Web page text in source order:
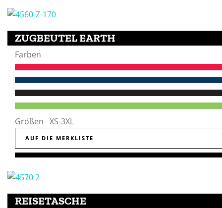
ZUGBEUTEL EARTH
Farben
Größen XS-3XL
AUF DIE MERKLISTE
REISETASCHE